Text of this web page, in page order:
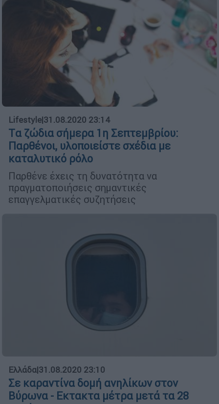
Lifestyle|31.08.2020 23:14
Tα ζώδια σήμερα 1η Σεπτεμβρίου:
Παρθένοι, υλοποιείστε σχέδια με
καταλυτικό ρόλο
Παρθένε έχεις τη δυνατότητα να
πραγματοποιήσεις σημαντικές
επαγγελματικές συζητήσεις
Ελλάδα|31.08.2020 23:10
Σε καραντίνα δομή ανηλίκων στον
Βύρωνα - Εκτακτα μέτρα μετά τα 28